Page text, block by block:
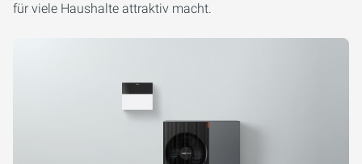
für viele Haushalte attraktiv macht.